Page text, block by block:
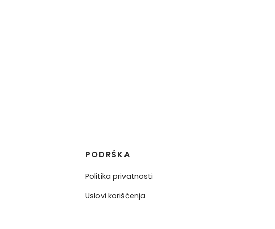
PODRŠKA
Politika privatnosti
Uslovi korišćenja